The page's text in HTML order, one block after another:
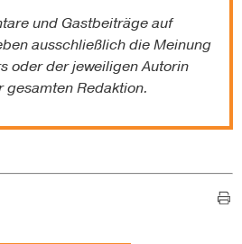
und Gastbeiträge auf
ausschließlich die Meinung
oder der jeweiligen Autorin
Redaktion.